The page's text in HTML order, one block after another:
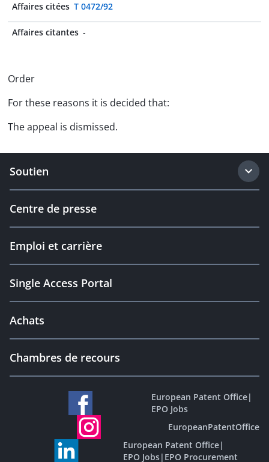
Affaires citées T 0472/92
Affaires citantes -
Order
For these reasons it is decided that:
The appeal is dismissed.
Soutien
Centre de presse
Emploi et carrière
Single Access Portal
Achats
Chambres de recours
European Patent Office|
EPO Jobs
EuropeanPatentOffice
European Patent Office|
EPO Jobs| EPO Procurement